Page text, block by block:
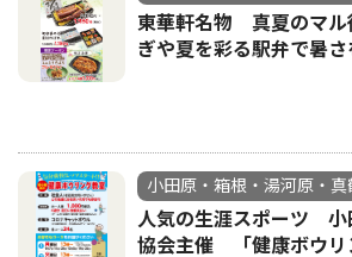
東華軒名物 真夏のマ
ぎや夏を彩る駅弁で暑
小田原・箱根・湯河原・真
人気の生涯スポーツ 小
協会主催 「健康ボウリ